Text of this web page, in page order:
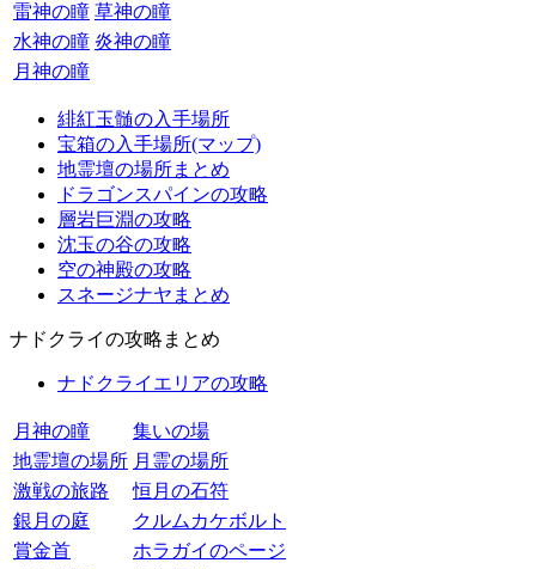
雷神の瞳 草神の瞳
水神の瞳 炎神の瞳
月神の瞳
緋紅玉髄の入手場所
宝箱の入手場所(マップ)
地霊壇の場所まとめ
ドラゴンスパインの攻略
層岩巨淵の攻略
沈玉の谷の攻略
空の神殿の攻略
スネージナヤまとめ
ナドクライの攻略まとめ
ナドクライエリアの攻略
月神の瞳
集いの場
地霊壇の場所 月霊の場所
激戦の旅路
恒月の石符
銀月の庭
クルムカケボルト
賞金首
ホラガイのページ